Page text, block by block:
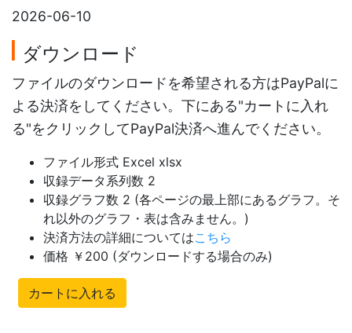
2026-06-10
ダウンロード
ファイルのダウンロードを希望される方はPayPalに
よる決済をしてください。下にある"カートに入れ
る"をクリックしてPayPal決済へ進んでください。
ファイル形式 Excel xlsx
収録データ系列数 2
収録グラフ数 2 (各ページの最上部にあるグラフ。そ
れ以外のグラフ・表は含みません。)
決済方法の詳細についてはこちら
価格 ￥200 (ダウンロードする場合のみ)
カートに入れる